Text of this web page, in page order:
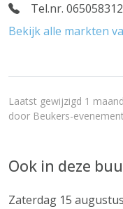
Tel.nr.
Bekijk alle markten
Laatst gewijzigd 1
door Beukers-
Ook in deze
Zaterdag 15 augustus